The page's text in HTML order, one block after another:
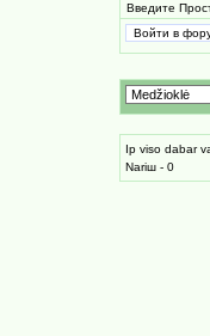
Введите
Iр viso dabar
Nariш - 0